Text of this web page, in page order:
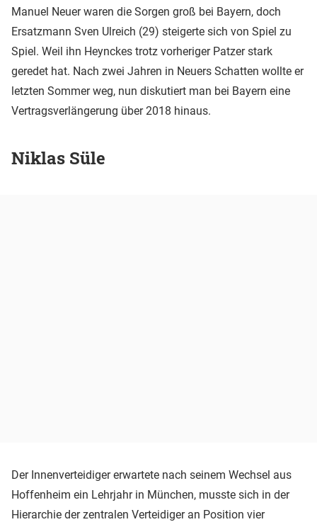
Manuel Neuer waren die Sorgen groß bei Bayern, doch
Ersatzmann Sven Ulreich (29) steigerte sich von Spiel zu
Spiel. Weil ihn Heynckes trotz vorheriger Patzer stark
geredet hat. Nach zwei Jahren in Neuers Schatten wollte er
letzten Sommer weg, nun diskutiert man bei Bayern eine
Vertragsverlängerung über 2018 hinaus.
Niklas Süle
Der Innenverteidiger erwartete nach seinem Wechsel aus
Hoffenheim ein Lehrjahr in München, musste sich in der
Hierarchie der zentralen Verteidiger an Position vier